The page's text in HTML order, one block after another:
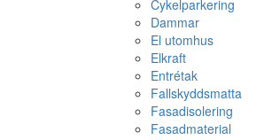
Cykelparkering
Dammar
El utomhus
Elkraft
Entrétak
Fallskyddsmatta
Fasadisolering
Fasadmaterial